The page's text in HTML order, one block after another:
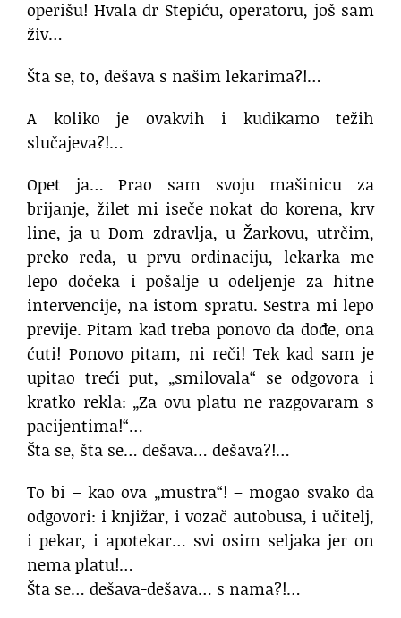
operišu! Hvala dr Stepiću, operatoru, još sam
živ…
Šta se, to, dešava s našim lekarima?!…
A koliko je ovakvih i kudikamo težih
slučajeva?!…
Opet ja… Prao sam svoju mašinicu za
brijanje, žilet mi iseče nokat do korena, krv
line, ja u Dom zdravlja, u Žarkovu, utrčim,
preko reda, u prvu ordinaciju, lekarka me
lepo dočeka i pošalje u odeljenje za hitne
intervencije, na istom spratu. Sestra mi lepo
previje. Pitam kad treba ponovo da dođe, ona
ćuti! Ponovo pitam, ni reči! Tek kad sam je
upitao treći put, „smilovala“ se odgovora i
kratko rekla: „Za ovu platu ne razgovaram s
pacijentima!“…
Šta se, šta se… dešava… dešava?!…
To bi – kao ova „mustra“! – mogao svako da
odgovori: i knjižar, i vozač autobusa, i učitelj,
i pekar, i apotekar… svi osim seljaka jer on
nema platu!…
Šta se… dešava-dešava… s nama?!…